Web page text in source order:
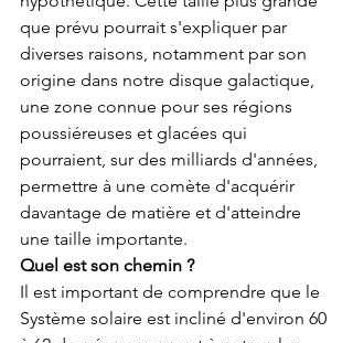
que prévu pourrait s'expliquer par
diverses raisons, notamment par son
origine dans notre disque galactique,
une zone connue pour ses régions
poussiéreuses et glacées qui
pourraient, sur des milliards d'années,
permettre à une comète d'acquérir
davantage de matière et d'atteindre
une taille importante.
Quel est son chemin ?
Il est important de comprendre que le
Système solaire est incliné d'environ 60